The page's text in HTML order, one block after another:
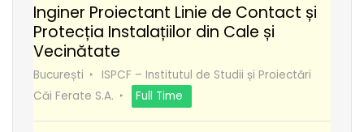
Inginer Proiectant Linie de Contact și
Protecția Instalațiilor din Cale și
Vecinătate
București
ISPCF – Institutul de Studii și Proiectări
Căi Ferate S.A.
Full Time